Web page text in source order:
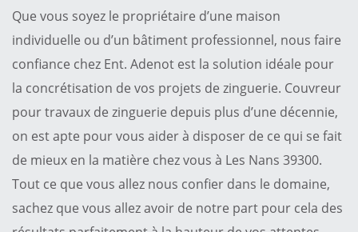
Que vous soyez le propriétaire d’une maison
individuelle ou d’un bâtiment professionnel, nous faire
confiance chez Ent. Adenot est la solution idéale pour
la concrétisation de vos projets de zinguerie. Couvreur
pour travaux de zinguerie depuis plus d’une décennie,
on est apte pour vous aider à disposer de ce qui se fait
de mieux en la matière chez vous à Les Nans 39300.
Tout ce que vous allez nous confier dans le domaine,
sachez que vous allez avoir de notre part pour cela des